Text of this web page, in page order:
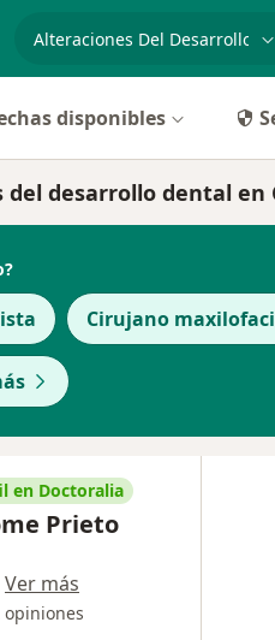
disponibles
del desarrollo dental en
Cirujano
en Doctoralia
Prieto
Ver más
opiniones